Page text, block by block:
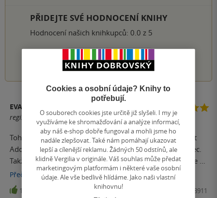
PŘIDEJTE SVÉ HODNOCENÍ KNIHY
Hodnocení našich knihkupců: 0.0 z 5
1 2 3 4 5
EVA KVAISEROVÁ
registrovaný uživatel
Tohle je moje druhá kniha od autorky - Neviditelný život
Addie LaRue je jedna z mých nejoblíbenějších knih vůbec.
Takže jsem si moc chtěla přečíst něco dalšího od Victorie a
měla jsem šťastnou ruku při výběru. Mě tenhle styl vážně
sedí. Stejně jako u Addie tohle je kniha, na kterou myslíte
ještě dlouho po dočtení. Při čtení se zamýšlíte, nad
Přečíst více
17 Kniha, #booklab, 2025, 9788027608911
Cookies a osobní údaje? Knihy to
potřebují.
O souborech cookies jste určitě již slyšeli. I my je
využíváme ke shromažďování a analýze informací,
aby náš e-shop dobře fungoval a mohli jsme ho
nadále zlepšovat. Také nám pomáhají ukazovat
lepší a cílenější reklamu. Žádných 50 odstínů, ale
klidně Vergilia v originále. Váš souhlas může předat
marketingovým platformám i některé vaše osobní
údaje. Ale vše bedlivě hlídáme. Jako naši vlastní
knihovnu!